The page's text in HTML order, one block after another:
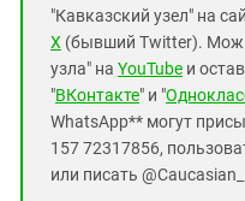
"Кавказский узел" на
X (бывший Twitter).
узла" на YouTube и
"ВКонтакте" и "
WhatsApp** могут
157 72317856,
или писать